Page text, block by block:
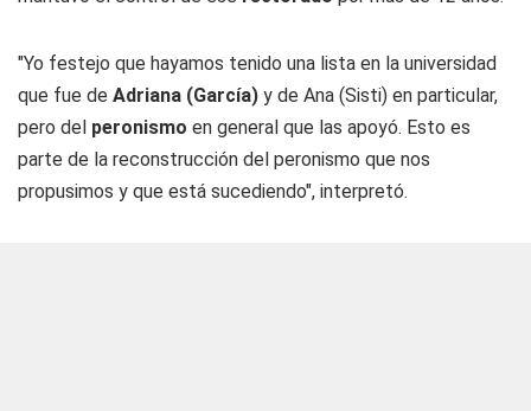
"Yo festejo que hayamos tenido una lista en la universidad
que fue de Adriana (García) y de Ana (Sisti) en particular,
pero del peronismo en general que las apoyó. Esto es
parte de la reconstrucción del peronismo que nos
propusimos y que está sucediendo", interpretó.